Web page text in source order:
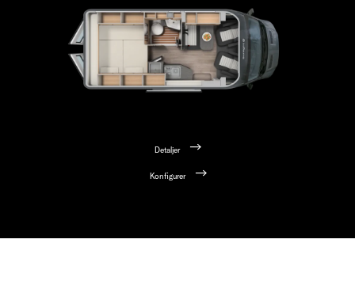
Detaljer
Konfigurer